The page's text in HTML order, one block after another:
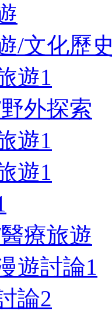
/文化歷史
遊1
外探索
遊1
遊1
療旅遊
遊討論1
論2